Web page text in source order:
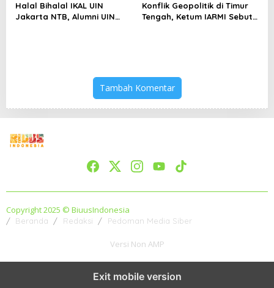
Halal Bihalal IKAL UIN
Jakarta NTB, Alumni UIN
Konflik Geopolitik di Timur
Tengah, Ketum IARMI Sebut
Tambah Komentar
Copyright 2025 © BiuusIndonesia
Beranda Redaksi Pedoman Media Siber
Versi Non AMP
Exit mobile version